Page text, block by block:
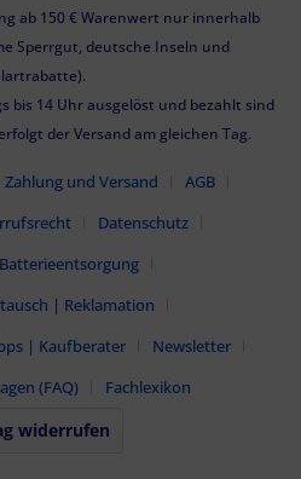
ab 150 € Warenwert nur innerhalb
Sperrgut, deutsche Inseln und
bis 14 Uhr ausgelöst und bezahlt sind
der Versand am gleichen Tag.
Zahlung und Versand
AGB
Datenschutz
| Reklamation
| Kaufberater
Newsletter
(FAQ)
Fachlexikon
widerrufen